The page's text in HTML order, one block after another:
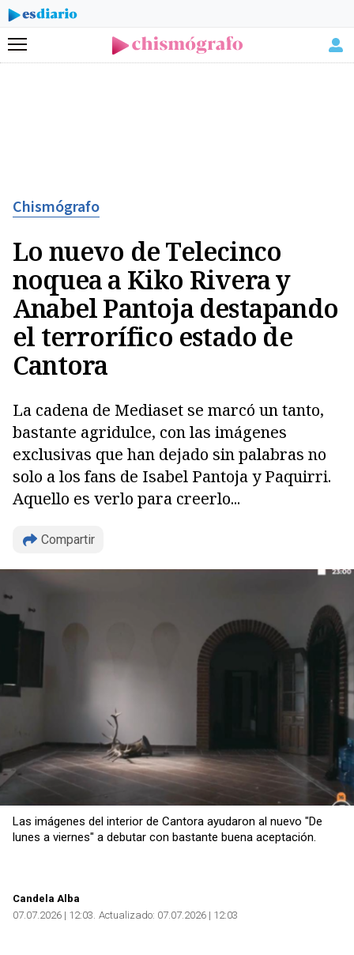
Menú
Chismógrafo
Lo nuevo de Telecinco
noquea a Kiko Rivera y
Anabel Pantoja destapando
el terrorífico estado de
Cantora
La cadena de Mediaset se marcó un tanto,
bastante agridulce, con las imágenes
exclusivas que han dejado sin palabras no
solo a los fans de Isabel Pantoja y Paquirri.
Aquello es verlo para creerlo...
Compartir
Las imágenes del interior de Cantora ayudaron al nuevo "De
lunes a viernes" a debutar con bastante buena aceptación.
Candela Alba
07.07.2026 | 12:03 Actualizado: 07.07.2026 | 12:03